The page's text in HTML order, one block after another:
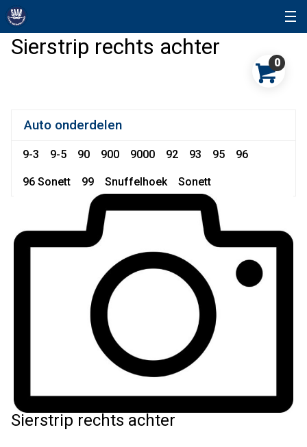
Sierstrip rechts achter
0
Auto onderdelen
9-3 9-5 90 900 9000 92 93 95 96
96 Sonett 99 Snuffelhoek Sonett
Sierstrip rechts achter